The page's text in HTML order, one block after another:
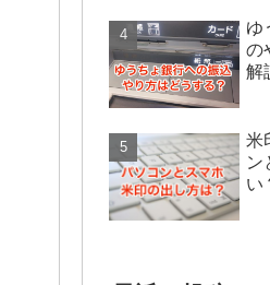
ゆ
の
解
米
ン
い